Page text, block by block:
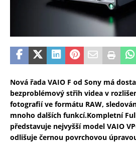
Nová řada VAIO F od Sony má
bezproblémový střih videa v
fotografií ve formátu RAW,
mnoho dalších funkcí.Kompletní
představuje nejvyšší model VAIO
odlišuje černou povrchovou